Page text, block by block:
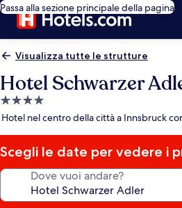
Passa alla sezione principale della pagina
Visualizza tutte le strutture
Hotel Schwarzer
Struttura
a
stelle
Hotel nel centro della città a Innsbruck
Scegli le date per vedere i
Dove vuoi andare?